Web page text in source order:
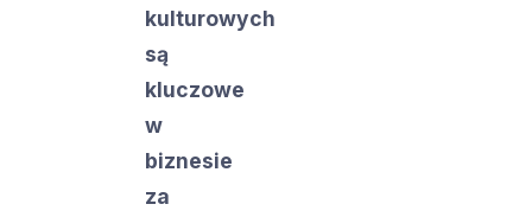
kulturowych
są
kluczowe
w
biznesie
za